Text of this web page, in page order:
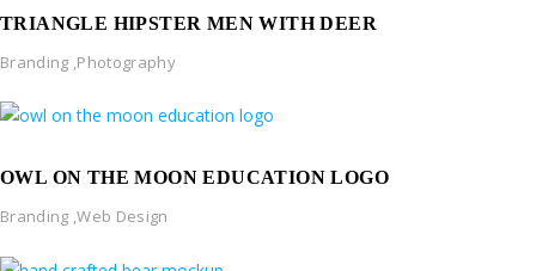
TRIANGLE HIPSTER MEN WITH DEER
Branding ,Photography
OWL ON THE MOON EDUCATION LOGO
Branding ,Web Design